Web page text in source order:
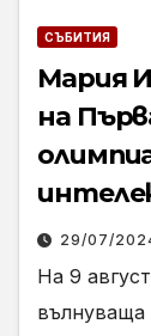
СЪБИТИЯ
Мария
на
29/07/
На 9
вълнуваща